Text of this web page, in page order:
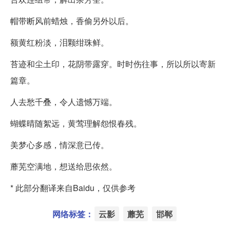
帽带断风前蜡烛，香偷另外以后。
额黄红粉淡，泪颗绀珠鲜。
苔迹和尘土印，花阴带露穿。时时伤往事，所以所以寄新
篇章。
人去愁千叠，令人遗憾万端。
蝴蝶晴随絮远，黄莺理解怨恨春残。
美梦心多感，情深意已传。
蘼芜空满地，想送给思依然。
* 此部分翻译来自Baidu，仅供参考
网络标签： 云影 蘼芜 邯郸